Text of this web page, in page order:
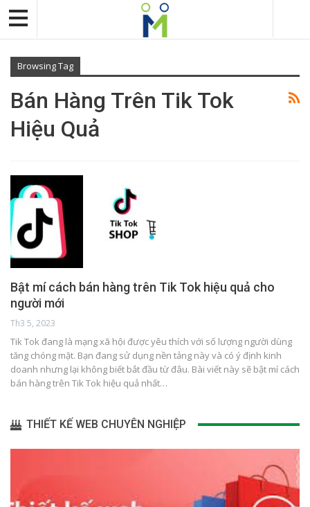
Browsing Tag
Bán Hàng Trên Tik Tok
Hiệu Quả
Bật mí cách bán hàng trên Tik Tok hiệu quả cho
người mới
Th3 5, 2023
Tik Tok đang là mạng xã hội được yêu thích với số lượng người dùng
tăng chóng mặt. Bạn đang sử dụng nền tảng này và có ý định kinh
doanh nhưng lại không biết bắt đầu từ đâu. Bài viết này sẽ bật mí cách
bán hàng trên Tik Tok hiệu quả nhất…
THIẾT KẾ WEB CHUYÊN NGHIỆP